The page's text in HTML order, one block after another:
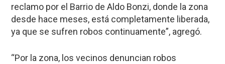
reclamo por el Barrio de Aldo Bonzi, donde la zona
desde hace meses, está completamente liberada,
ya que se sufren robos continuamente”, agregó.
“Por la zona, los vecinos denuncian robos